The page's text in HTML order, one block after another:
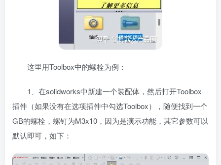
这里用Toolbox中的螺栓为例：
1、在solidworks中新建一个装配体，然后打开Toolbox
插件（如果没有在选项插件中勾选Toolbox），随便找到一个
GB的螺栓，螺钉为M3x10，因为是演示功能，其它参数可以
默认即可，如下：